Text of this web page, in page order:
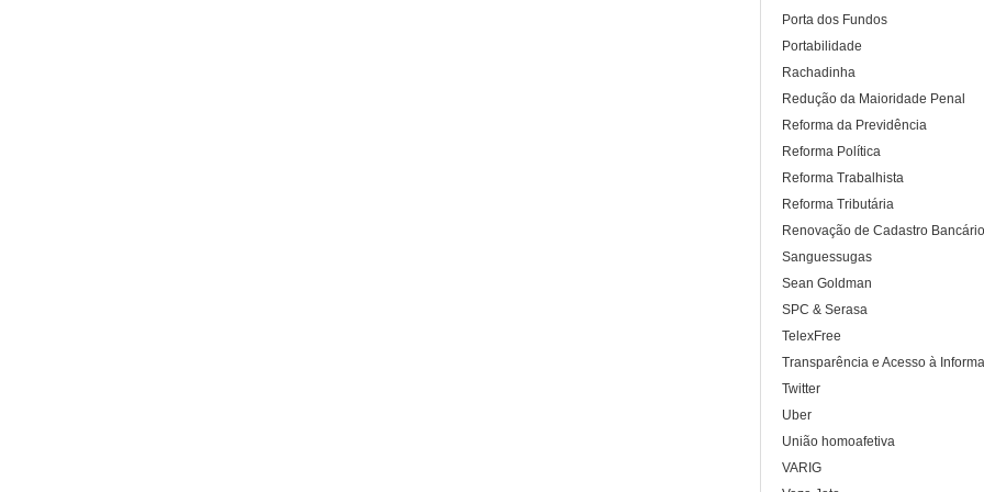
Porta dos Fundos
Portabilidade
Rachadinha
Redução da Maioridade Penal
Reforma da Previdência
Reforma Política
Reforma Trabalhista
Reforma Tributária
Renovação de Cadastro Bancário
Sanguessugas
Sean Goldman
SPC & Serasa
TelexFree
Transparência e Acesso à
Twitter
Uber
União homoafetiva
VARIG